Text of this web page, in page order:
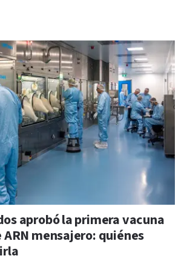
aprobó la primera vacuna
mensajero: quiénes